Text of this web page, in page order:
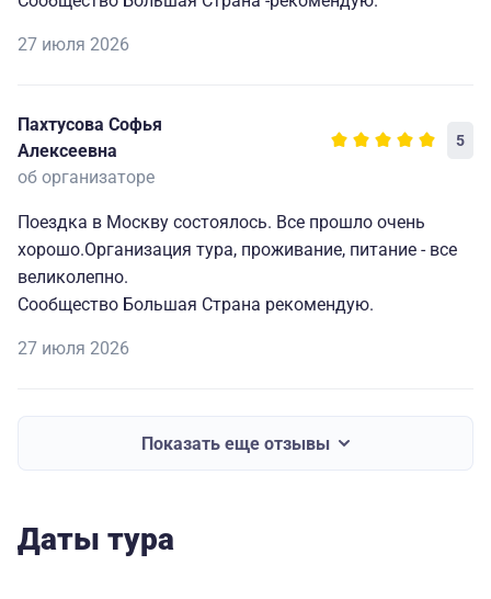
27 июля 2026
Пахтусова Софья
Алексеевна
5
об организаторе
Поездка в Москву состоялось. Все прошло очень
хорошо.Организация тура, проживание, питание - все
великолепно.
Сообщество Большая Страна рекомендую.
27 июля 2026
Показать еще отзывы
Даты тура